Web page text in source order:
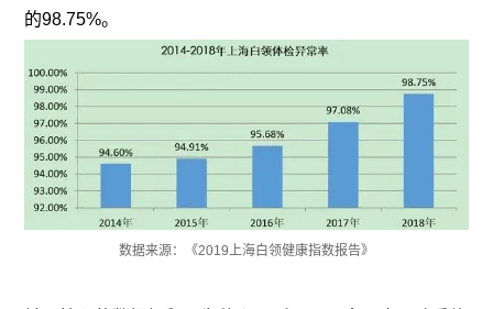
的98.75%。
数据来源：《2019上海白领健康指数报告》